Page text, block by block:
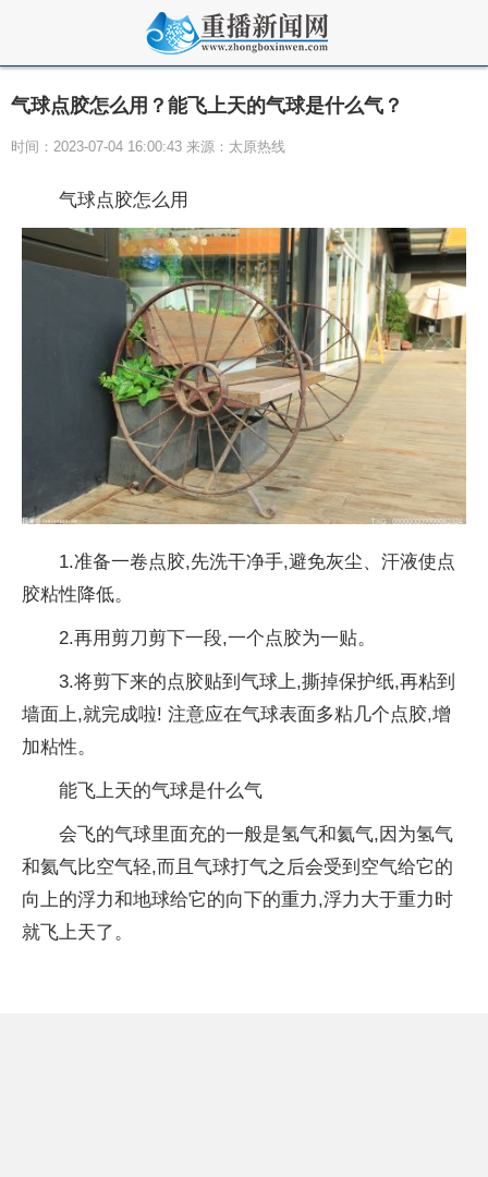
气球点胶怎么用？能飞上天的气球是什么气？
时间：2023-07-04 16:00:43 来源：太原热线
气球点胶怎么用
1.准备一卷点胶,先洗干净手,避免灰尘、汗液使点
胶粘性降低。
2.再用剪刀剪下一段,一个点胶为一贴。
3.将剪下来的点胶贴到气球上,撕掉保护纸,再粘到
墙面上,就完成啦! 注意应在气球表面多粘几个点胶,增
加粘性。
能飞上天的气球是什么气
会飞的气球里面充的一般是氢气和氦气,因为氢气
和氦气比空气轻,而且气球打气之后会受到空气给它的
向上的浮力和地球给它的向下的重力,浮力大于重力时
就飞上天了。